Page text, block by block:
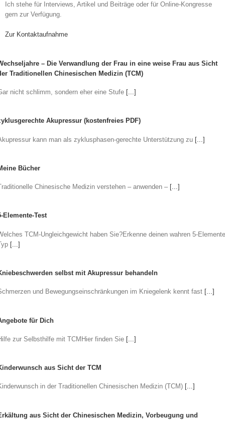
Ich stehe für Interviews, Artikel und Beiträge oder für Online-Kongresse
gern zur Verfügung.
Zur Kontaktaufnahme
– Die Verwandlung der Frau in eine weise Frau aus Sicht
Traditionellen Chinesischen Medizin (TCM)
nicht schlimm, sondern eher eine Stufe [...]
Akupressur (kostenfreies PDF)
kann man als zyklusphasen-gerechte Unterstützung zu [...]
Bücher
Chinesische Medizin verstehen – anwenden – [...]
Elemente-Test
TCM-Ungleichgewicht haben Sie?Erkenne deinen wahren 5-
[...]
selbst mit Akupressur behandeln
und Bewegungseinschränkungen im Kniegelenk kennt fast [...]
für Dich
zur Selbsthilfe mit TCMHier finden Sie [...]
aus Sicht der TCM
in der Traditionellen Chinesischen Medizin (TCM) [...]
aus Sicht der Chinesischen Medizin, Vorbeugung und